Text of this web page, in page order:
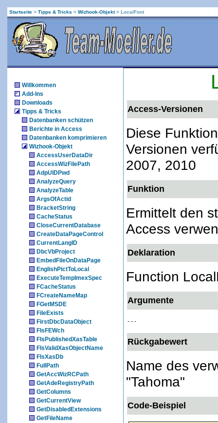
Startseite > Tipps & Tricks > Wizhook-Objekt> LocalFont
Willkommen
Add-Ins
Downloads
Tipps & Tricks
Datenbanken schützen
Berichte in Access
Datenbanken komprimieren
Wizhook-Objekt
AccessUserDataDir
AccessWizFilePath
AdpUIDPwd
AnalyzeQuery
AnalyzeTable
ArgsOfActid
BracketString
CacheStatus
CloseCurrentDatabase
CreateDataPageControl
CurrentLangID
DbcVbProject
EmbedFileOnDataPage
EnglishPictToLocal
ExecuteTempImexSpec
FCacheStatus
FCreateNameMap
FGetMSDE
FileExists
FirstDbcDataObject
FIsFEWch
FIsPublishedXasTable
FIsValidXasObjectName
FIsXasDb
FullPath
GetAccWizRCPath
GetAdeRegistryPath
GetColumns
GetCurrentView
GetDisabledExtensions
GetFileName
Access-Versionen
Diese
Versionen
2007, 2010
Funktion
Ermittelt den
Access
Deklaration
Function
Argumente
- - -
Rückgabewert
Name des
"Tahoma"
Code-Beispiel